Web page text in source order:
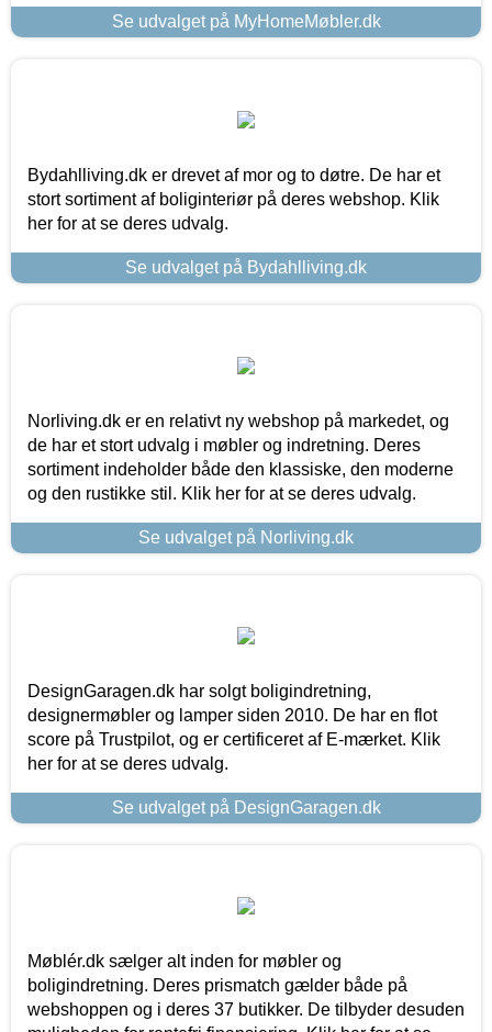
Se udvalget på MyHomeMøbler.dk
Bydahlliving.dk er drevet af mor og to døtre. De har et
stort sortiment af boliginteriør på deres webshop. Klik
her for at se deres udvalg.
Se udvalget på Bydahlliving.dk
Norliving.dk er en relativt ny webshop på markedet, og
de har et stort udvalg i møbler og indretning. Deres
sortiment indeholder både den klassiske, den moderne
og den rustikke stil. Klik her for at se deres udvalg.
Se udvalget på Norliving.dk
DesignGaragen.dk har solgt boligindretning,
designermøbler og lamper siden 2010. De har en flot
score på Trustpilot, og er certificeret af E-mærket. Klik
her for at se deres udvalg.
Se udvalget på DesignGaragen.dk
Møblér.dk sælger alt inden for møbler og
boligindretning. Deres prismatch gælder både på
webshoppen og i deres 37 butikker. De tilbyder desuden